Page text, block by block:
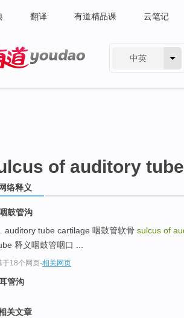
翻译 有道精品课 云笔记
中英
of auditory tube
网络释义
咽鼓管沟
... auditory tube cartilage 咽鼓管软骨 sulcus of
释义咽鼓管咽口 ...
于18个网页-相关网页
管沟
关文章